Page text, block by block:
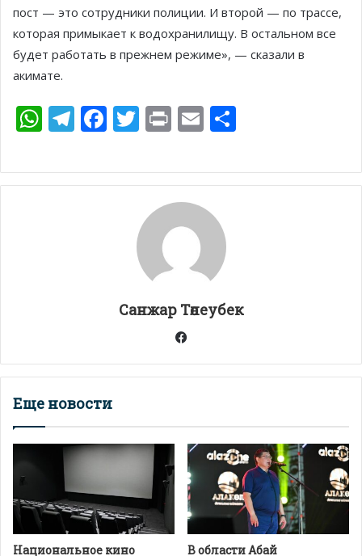
пост — это сотрудники полиции. И второй — по трассе,
которая примыкает к водохранилищу. В остальном все
будет работать в прежнем режиме», — сказали в
акимате.
W
h
at
s
T
el
e
gr
F
ac
e
b
T
w
itt
er
Pr
in
t
E
m
ai
l
п
р
т
ь
Санжар Төлеубек
Facebook
Еще новости
Национальное кино
В области Абай